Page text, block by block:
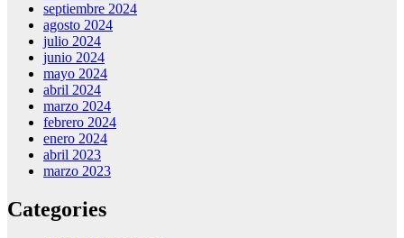
septiembre 2024
agosto 2024
julio 2024
junio 2024
mayo 2024
abril 2024
marzo 2024
febrero 2024
enero 2024
abril 2023
marzo 2023
Categories